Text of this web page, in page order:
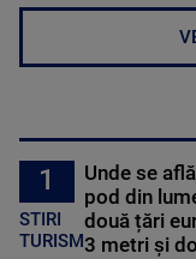
1
STIRI
TURISM
Unde se
pod din
două țări
3 metri și